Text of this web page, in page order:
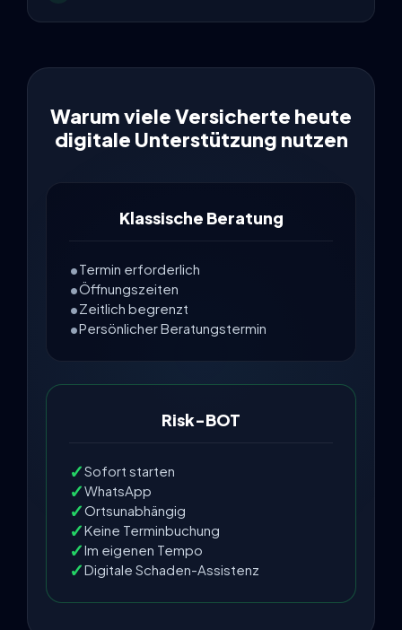
Warum viele Versicherte heute
digitale Unterstützung nutzen
Klassische Beratung
Termin erforderlich
Öffnungszeiten
Zeitlich begrenzt
Persönlicher Beratungstermin
Risk-BOT
Sofort starten
WhatsApp
Ortsunabhängig
Keine Terminbuchung
Im eigenen Tempo
Digitale Schaden-Assistenz